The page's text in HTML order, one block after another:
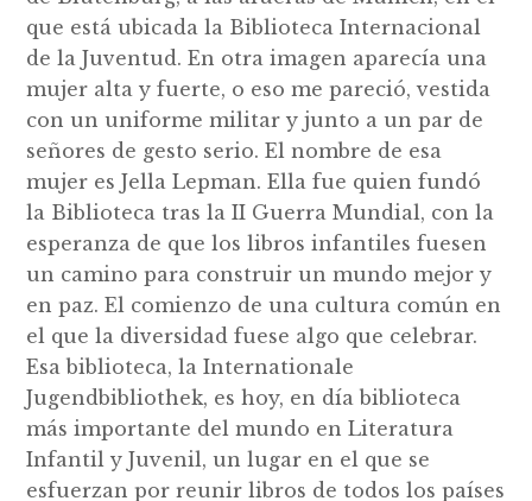
que está ubicada la Biblioteca Internacional
de la Juventud. En otra imagen aparecía una
mujer alta y fuerte, o eso me pareció, vestida
con un uniforme militar y junto a un par de
señores de gesto serio. El nombre de esa
mujer es Jella Lepman. Ella fue quien fundó
la Biblioteca tras la II Guerra Mundial, con la
esperanza de que los libros infantiles fuesen
un camino para construir un mundo mejor y
en paz. El comienzo de una cultura común en
el que la diversidad fuese algo que celebrar.
Esa biblioteca, la Internationale
Jugendbibliothek, es hoy, en día biblioteca
más importante del mundo en Literatura
Infantil y Juvenil, un lugar en el que se
esfuerzan por reunir libros de todos los países